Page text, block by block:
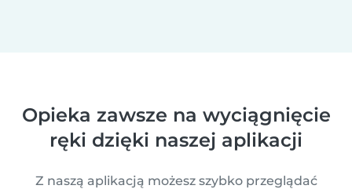
Opieka zawsze na wyciągnięcie
ręki dzięki naszej aplikacji
Z naszą aplikacją możesz szybko przeglądać